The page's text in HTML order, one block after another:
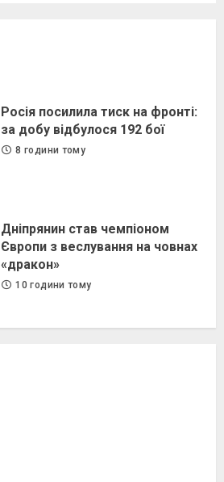
Росія посилила тиск на фронті:
за добу відбулося 192 бої
8 години тому
Дніпрянин став чемпіоном
Європи з веслування на човнах
«дракон»
10 години тому